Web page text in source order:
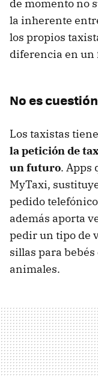
de momento no
la inherente
los propios
diferencia en un
No es
Los taxistas
la petición de
un futuro. Apps
MyTaxi,
pedido
además aporta
pedir un tipo de
sillas para
animales.